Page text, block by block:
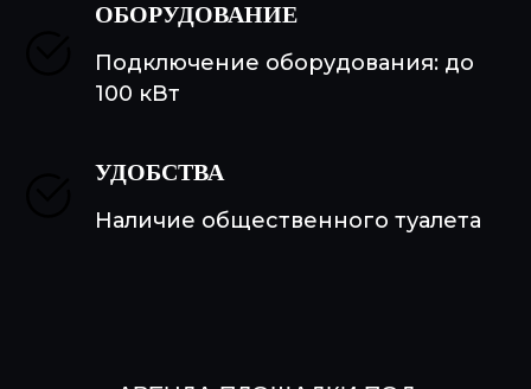
ОБОРУДОВАНИЕ
Подключение оборудования: до
100 кВт
УДОБСТВА
Наличие общественного туалета